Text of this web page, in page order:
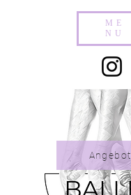
ME
NU
Angebot